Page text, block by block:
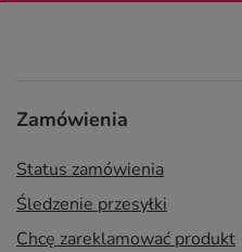
Zamówienia
Status zamówienia
Śledzenie przesyłki
Chcę zareklamować produkt